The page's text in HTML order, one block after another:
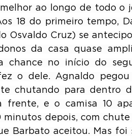
ao longo de todo o
18 do primeiro tempo,
Osvaldo Cruz) se
da casa quase
chance no início do
o dele. Agnaldo
chutando para dentro
frente, e o camisa 10
minutos depois, com
Barbato aceitou. Mas